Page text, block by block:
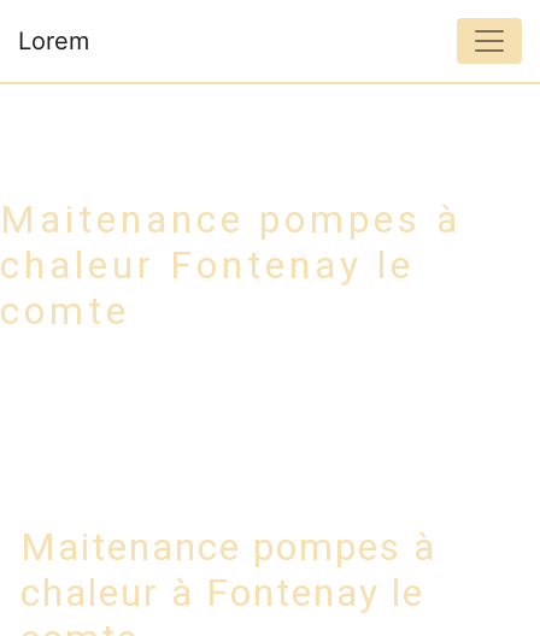
Lorem
Maitenance pompes à
chaleur Fontenay le
comte
Maitenance pompes à
chaleur à Fontenay le